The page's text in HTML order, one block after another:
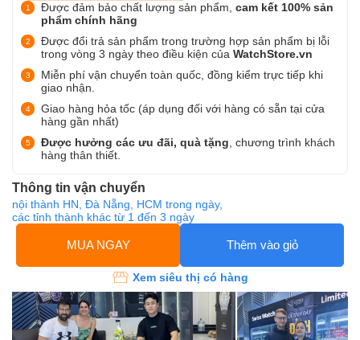
Được đảm bảo chất lượng sản phẩm, cam kết 100% sản
phẩm chính hãng
Được đổi trả sản phẩm trong trường hợp sản phẩm bị lỗi
trong vòng 3 ngày theo điều kiện của WatchStore.vn
Miễn phí vận chuyển toàn quốc, đồng kiểm trực tiếp khi
giao nhận.
Giao hàng hỏa tốc (áp dụng đối với hàng có sẵn tại cửa
hàng gần nhất)
Được hưởng các ưu đãi, quà tặng , chương trình khách
hàng thân thiết.
Thông tin vận chuyển
nội thành HN, Đà Nẵng, HCM trong ngày,
các tỉnh thành khác từ 1 đến 3 ngày
MUA NGAY Thêm vào giỏ
Xem siêu thị có hàng